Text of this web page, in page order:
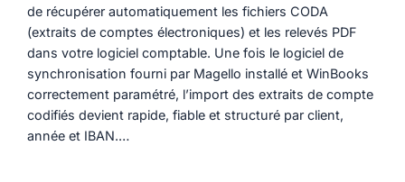
de récupérer automatiquement les fichiers CODA
(extraits de comptes électroniques) et les relevés PDF
dans votre logiciel comptable. Une fois le logiciel de
synchronisation fourni par Magello installé et WinBooks
correctement paramétré, l’import des extraits de compte
codifiés devient rapide, fiable et structuré par client,
année et IBAN.…